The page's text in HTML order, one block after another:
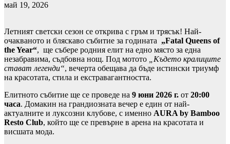
май 19, 2026
Летният светски сезон се открива с гръм и трясък! Най-
очакваното и бляскаво събитие за годината „Fatal Queens of
the Year“, ще събере родния елит на едно място за една
незабравима, съдбовна нощ. Под мотото „Където кралиците
стават легенди“, вечерта обещава да бъде истински триумф
на красотата, стила и екстравагантността.
Елитното събитие ще се проведе на 9 юни 2026 г. от 20:00
часа. Домакин на грандиозната вечер е един от най-
актуалните и луксозни клубове, с именно AURA by Bamboo
Resto Club, който ще се превърне в арена на красотата и
висшата мода.